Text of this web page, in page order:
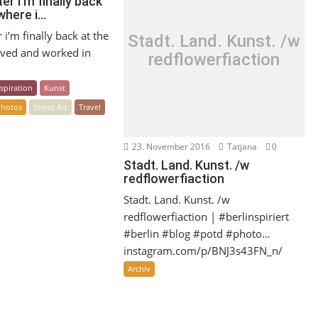
i…
i’m finally back at the
and worked in
Kunst
Street Art Travel
Stadt. Land. Kunst. /w
redflowerfiaction
23. November 2016 Tatjana 0
Stadt. Land. Kunst. /w
redflowerfiaction
Stadt. Land. Kunst. /w
redflowerfiaction | #berlinspiriert
#berlin #blog #potd #photo…
instagram.com/p/BNJ3s43FN_n/
Archiv